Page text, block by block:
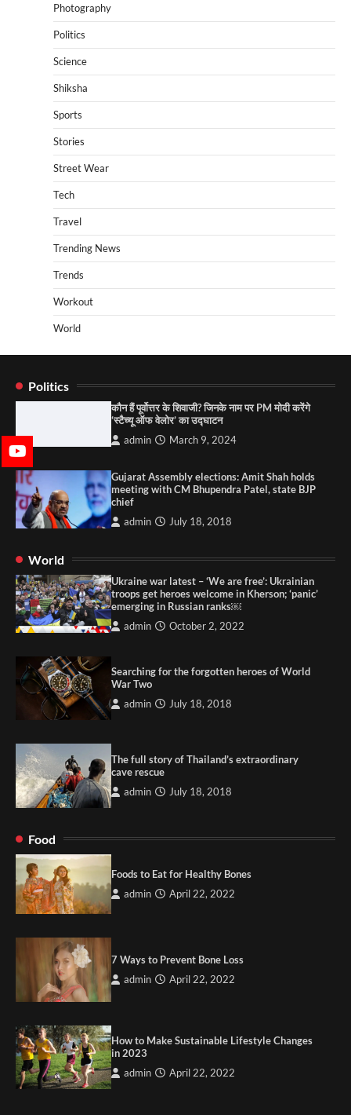
Photography
Politics
Science
Shiksha
Sports
Stories
Street Wear
Tech
Travel
Trending News
Trends
Workout
World
Politics
कौन हैं पूर्वोत्तर के शिवाजी? जिनके नाम पर PM मोदी करेंगे
‘स्टैच्यू ऑफ वेलोर’ का उद्घाटन
admin March 9, 2024
Gujarat Assembly elections: Amit Shah holds
meeting with CM Bhupendra Patel, state BJP
chief
admin July 18, 2018
World
Ukraine war latest – ‘We are free’: Ukrainian
troops get heroes welcome in Kherson; ‘panic’
emerging in Russian ranks￼
admin October 2, 2022
Searching for the forgotten heroes of World
War Two
admin July 18, 2018
The full story of Thailand’s extraordinary
cave rescue
admin July 18, 2018
Food
Foods to Eat for Healthy Bones
admin April 22, 2022
7 Ways to Prevent Bone Loss
admin April 22, 2022
How to Make Sustainable Lifestyle Changes
in 2023
admin April 22, 2022